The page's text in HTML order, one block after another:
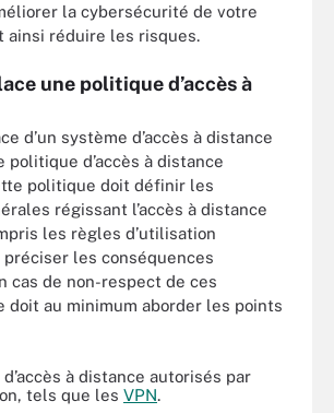
la cybersécurité de votre
ainsi réduire les risques.
une politique d’accès à
d’un système d’accès à distance
politique d’accès à distance
politique doit définir les
régissant l’accès à distance
les règles d’utilisation
les conséquences
cas de non-respect de ces
doit au minimum aborder les points
à distance autorisés par
tels que les VPN.